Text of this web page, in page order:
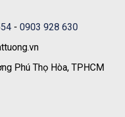
- 0903 928 630
Phú Thọ Hòa, TPHCM